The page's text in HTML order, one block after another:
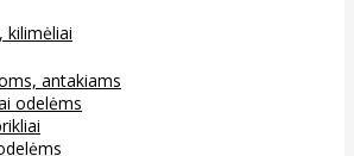
kilimėliai
antakiams
odelėms